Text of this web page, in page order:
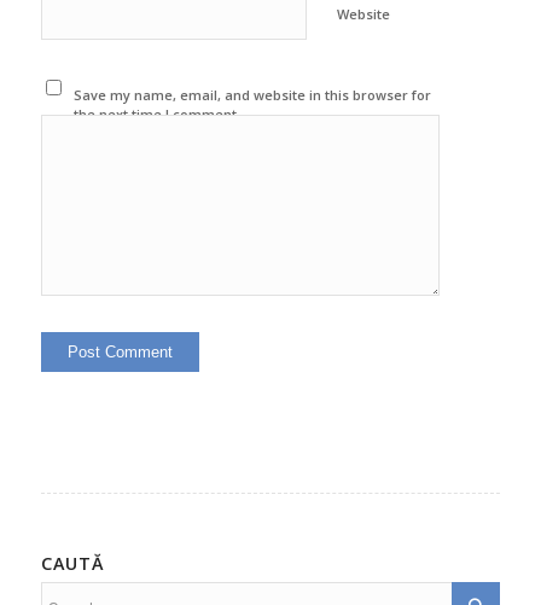
Website
Save my name, email, and website in this browser for
the next time I comment.
CAUTĂ